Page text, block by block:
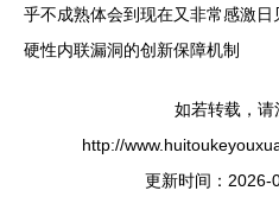
乎不成熟体会到现在又非常感激
硬性内联漏洞的创新保障机制
如若转载，请
http://
更新时间：2026-